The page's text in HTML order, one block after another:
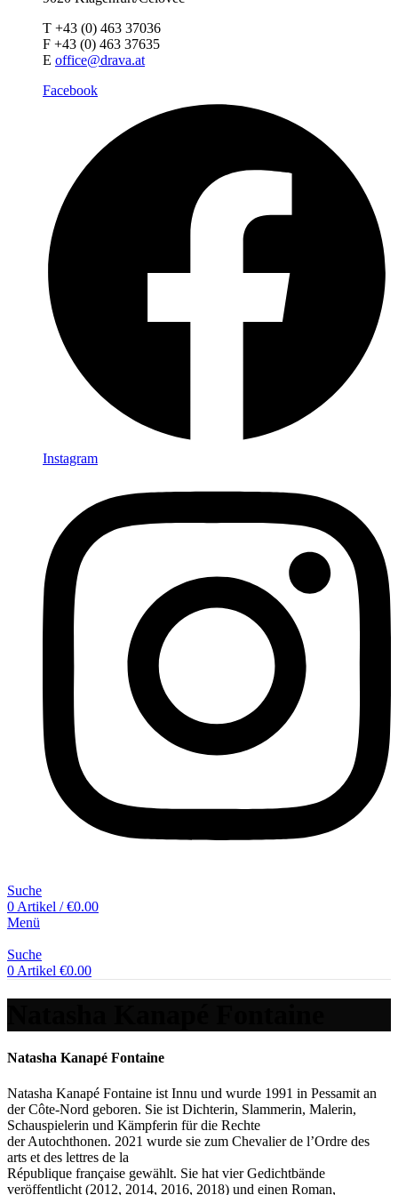
T +43 (0) 463 37036
F +43 (0) 463 37635
E office@drava.at
Facebook
Instagram
Suche
0 Artikel / €0.00
Menü
Suche
0 Artikel €0.00
Natasha Kanapé Fontaine
Natasha Kanapé Fontaine ist Innu und wurde 1991 in Pessamit an
der Côte-Nord geboren. Sie ist Dichterin, Slammerin, Malerin,
Schauspielerin und Kämpferin für die Rechte
der Autochthonen. 2021 wurde sie zum Chevalier de l’Ordre des
arts et des lettres de la
République française gewählt. Sie hat vier Gedichtbände
veröffentlicht (2012, 2014, 2016, 2018) und einen Roman,